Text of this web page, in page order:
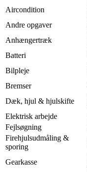
Aircondition
Andre opgaver
Anhængertræk
Batteri
Bilpleje
Bremser
Dæk, hjul & hjulskifte
Elektrisk arbejde
Fejlsøgning
Firehjulsudmåling &
sporing
Gearkasse